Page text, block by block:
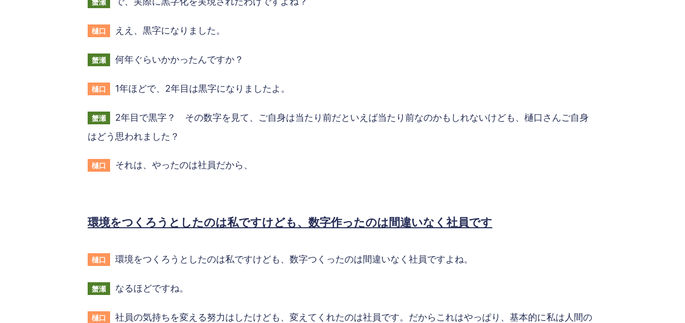
樋口 ええ、黒字になりました。
蟹瀬 何年ぐらいかかったんですか？
樋口 1年ほどで、2年目は黒字になりましたよ。
蟹瀬
2年目で黒字？ その数字を見て、ご自身は当たり前だといえば当たり前なのかもしれないけども、樋口さんご自身
はどう思われました？
樋口 それは、やったのは社員だから、
環境をつくろうとしたのは私ですけども、数字作ったのは間違いなく社員です
樋口 環境をつくろうとしたのは私ですけども、数字つくったのは間違いなく社員ですよね。
蟹瀬 なるほどですね。
樋口
社員の気持ちを変える努力はしたけども、変えてくれたのは社員です。だからこれはやっぱり、基本的に私は人間の